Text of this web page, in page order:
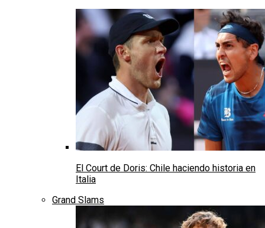
El Court de Doris: Chile haciendo historia en
Italia
Grand Slams